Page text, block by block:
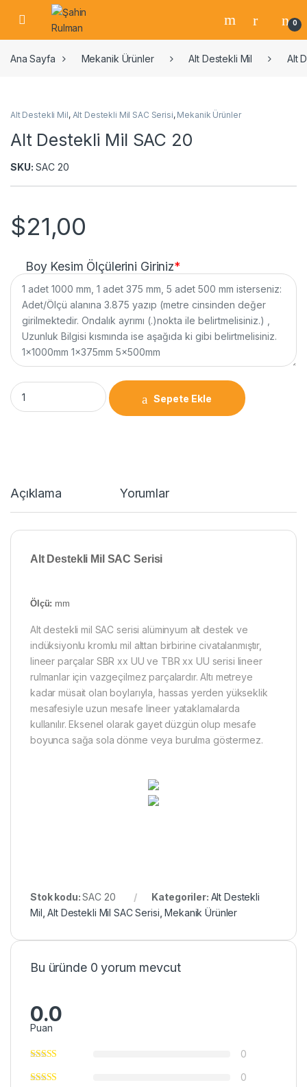
0
Ana Sayfa Mekanik Ürünler Alt Destekli Mil Alt
Alt Destekli Mil, Alt Destekli Mil SAC Serisi, Mekanik Ürünler
Alt Destekli Mil SAC 20
SKU: SAC 20
$21,00
*
Boy Kesim Ölçülerini Giriniz
Sepete Ekle
Açıklama Yorumlar
Alt Destekli Mil SAC Serisi
Ölçü: mm
Alt destekli mil SAC serisi alüminyum alt destek ve
indüksiyonlu kromlu mil alttan birbirine civatalanmıştır,
lineer parçalar SBR xx UU ve TBR xx UU serisi lineer
rulmanlar için vazgeçilmez parçalardır. Altı metreye
kadar müsait olan boylarıyla, hassas yerden yükseklik
mesafesiyle uzun mesafe lineer yataklamalarda
kullanılır. Eksenel olarak gayet düzgün olup mesafe
boyunca sağa sola dönme veya burulma göstermez.
Stok kodu:SAC 20 Kategoriler: Alt Destekli
Mil ,Alt Destekli Mil SAC Serisi ,Mekanik Ürünler
Bu üründe 0 yorum mevcut
0.0
Puan
0
0